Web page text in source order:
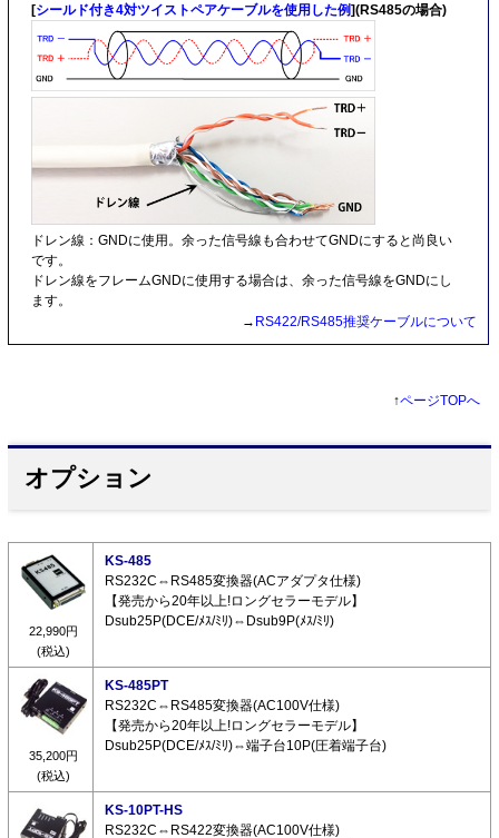
[シールド付き4対ツイストペアケーブルを使用した例](RS485の場合)
ドレン線：GNDに使用。余った信号線も合わせてGNDにすると尚良い
です。
ドレン線をフレームGNDに使用する場合は、余った信号線をGNDにし
ます。
→ RS422/RS485推奨ケーブルについて
↑ページTOPへ
オプション
22,990円
(税込)
KS-485
RS232C⇔RS485変換器(ACアダプタ仕様)
【発売から20年以上!ロングセラーモデル】
Dsub25P(DCE/ﾒｽ/ﾐﾘ)⇔Dsub9P(ﾒｽ/ﾐﾘ)
35,200円
(税込)
KS-485PT
RS232C⇔RS485変換器(AC100V仕様)
【発売から20年以上!ロングセラーモデル】
Dsub25P(DCE/ﾒｽ/ﾐﾘ)⇔端子台10P(圧着端子台)
KS-10PT-HS
RS232C⇔RS422変換器(AC100V仕様)